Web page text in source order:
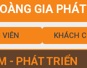
GIA PHÁT
VIÊN KHÁCH
- PHÁT TRIỂN